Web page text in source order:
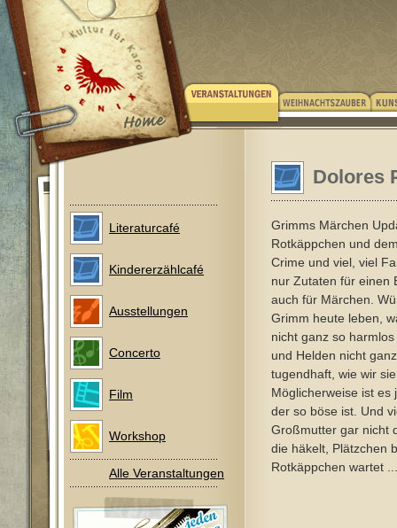
Literaturcafé
Kindererzählcafé
Ausstellungen
Concerto
Film
Workshop
Alle Veranstaltungen
Dolores
Grimms Märchen
Rotkäppchen und
Crime und viel, viel
nur Zutaten für einen
auch für Märchen.
Grimm heute leben,
nicht ganz so
und Helden nicht
tugendhaft, wie wir
Möglicherweise ist es
der so böse ist. Und
Großmutter gar nicht
die häkelt, Plätzchen
Rotkäppchen wartet ...